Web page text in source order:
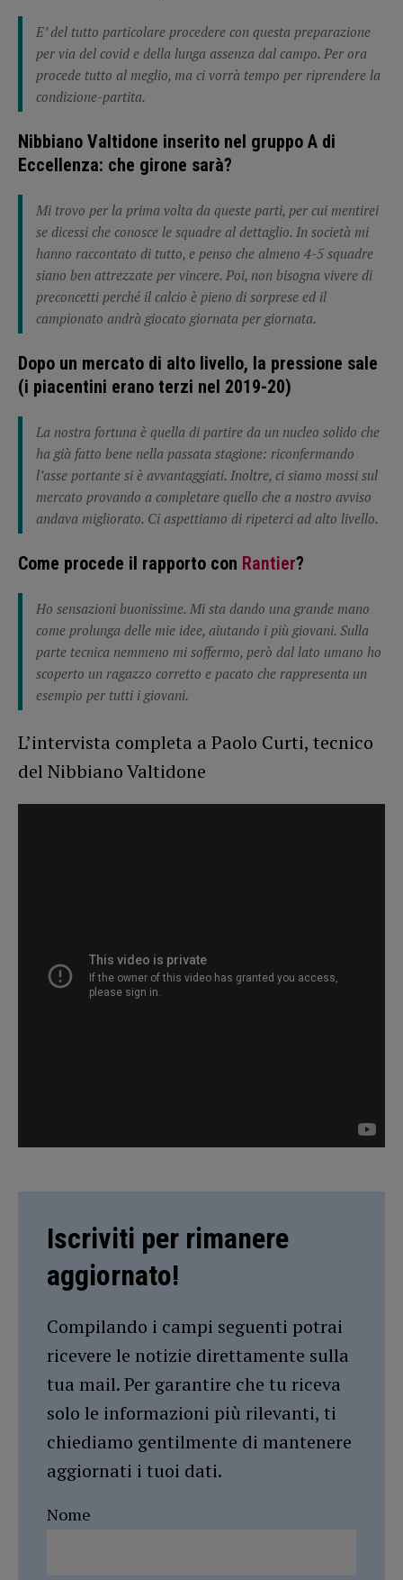
E’ del tutto particolare procedere con questa preparazione
per via del covid e della lunga assenza dal campo. Per ora
procede tutto al meglio, ma ci vorrà tempo per riprendere la
condizione-partita.
Nibbiano Valtidone inserito nel gruppo A di
Eccellenza: che girone sarà?
Mi trovo per la prima volta da queste parti, per cui mentirei
se dicessi che conosce le squadre al dettaglio. In società mi
hanno raccontato di tutto, e penso che almeno 4-5 squadre
siano ben attrezzate per vincere. Poi, non bisogna vivere di
preconcetti perché il calcio è pieno di sorprese ed il
campionato andrà giocato giornata per giornata.
Dopo un mercato di alto livello, la pressione sale
(i piacentini erano terzi nel 2019-20)
La nostra fortuna è quella di partire da un nucleo solido che
ha già fatto bene nella passata stagione: riconfermando
l’asse portante si è avvantaggiati. Inoltre, ci siamo mossi sul
mercato provando a completare quello che a nostro avviso
andava migliorato. Ci aspettiamo di ripeterci ad alto livello.
Come procede il rapporto con Rantier?
Ho sensazioni buonissime. Mi sta dando una grande mano
come prolunga delle mie idee, aiutando i più giovani. Sulla
parte tecnica nemmeno mi soffermo, però dal lato umano ho
scoperto un ragazzo corretto e pacato che rappresenta un
esempio per tutti i giovani.
L’intervista completa a Paolo Curti, tecnico
del Nibbiano Valtidone
Iscriviti per rimanere
aggiornato!
Compilando i campi seguenti potrai
ricevere le notizie direttamente sulla
tua mail. Per garantire che tu riceva
solo le informazioni più rilevanti, ti
chiediamo gentilmente di mantenere
aggiornati i tuoi dati.
Nome